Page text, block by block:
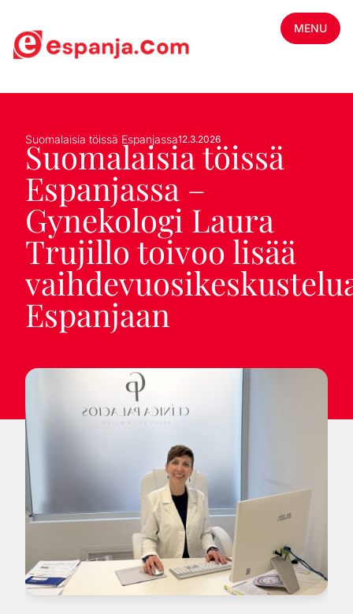
MENU
Suomalaisia töissä Espanjassa12.3.2026
Suomalaisia töissä
Espanjassa –
Gynekologi Laura
Trujillo toivoo lisää
Espanjaan